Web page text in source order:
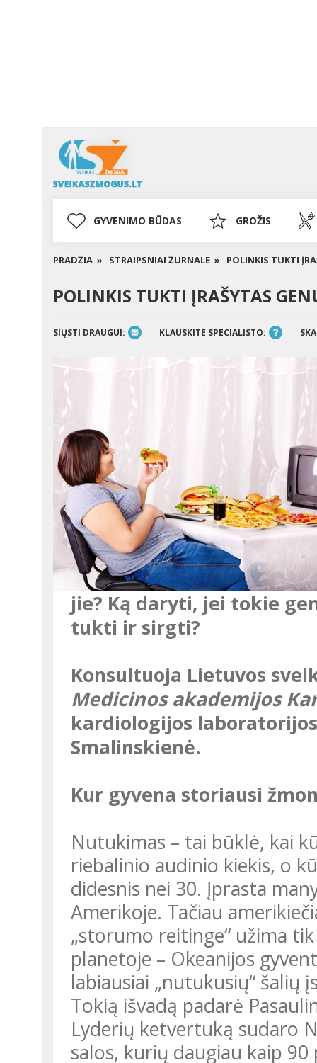
GYVENIMO BŪDAS GROŽIS
PRADŽIA » STRAIPSNIAI ŽURNALE » POLINKIS TUKTI
POLINKIS TUKTI ĮRAŠYTAS
SIŲSTI DRAUGUI: KLAUSKITE SPECIALISTO:
jie? Ką daryti, jei tokie
tukti ir sirgti?
Konsultuoja Lietuvos
Medicinos akademijos
kardiologijos
Smalinskienė.
Kur gyvena storiausi
Nutukimas – tai būklė, kai kūno masė padidėja dėl to, kad didėja
riebalinio audinio kiekis, o
didesnis nei 30. Įprasta
Amerikoje. Tačiau
„storumo reitinge“ užima
planetoje – Okeanijos
labiausiai „nutukusių“ šalių
Tokią išvadą padarė
Lyderių ketvertuką sudaro
salos, kurių daugiau kaip